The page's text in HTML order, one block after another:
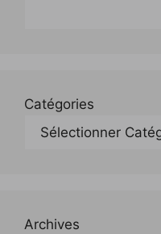
Catégories
Archives